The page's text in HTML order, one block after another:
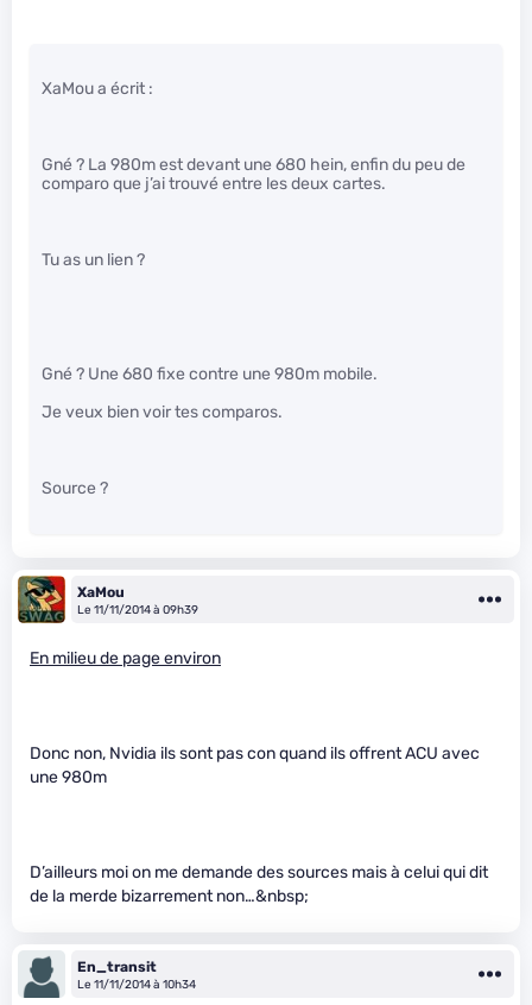
XaMou a écrit :
Gné ? La 980m est devant une 680 hein, enfin du peu de
comparo que j’ai trouvé entre les deux cartes.
Tu as un lien ?
Gné ? Une 680 fixe contre une 980m mobile.
Je veux bien voir tes comparos.
Source ?
XaMou
Le 11/11/2014 à 09h39
En milieu de page environ
Donc non, Nvidia ils sont pas con quand ils offrent ACU avec
une 980m
D’ailleurs moi on me demande des sources mais à celui qui dit
de la merde bizarrement non…&nbsp;
En_transit
Le 11/11/2014 à 10h34